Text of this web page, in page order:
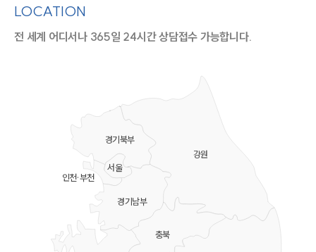
LOCATION
전 세계 어디서나 365일 24시간 상담접수 가능합니다.
강원
충북
경기북부
경기남부
서울
인천·부천